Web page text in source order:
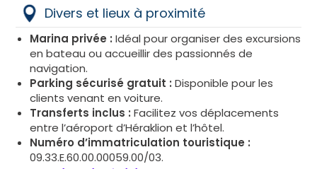
Divers et lieux à proximité
Marina privée : Idéal pour organiser des excursions
en bateau ou accueillir des passionnés de
navigation.
Parking sécurisé gratuit : Disponible pour les
clients venant en voiture.
Transferts inclus : Facilitez vos déplacements
entre l’aéroport d’Héraklion et l’hôtel.
Numéro d’immatriculation touristique :
09.33.E.60.00.00059.00/03.